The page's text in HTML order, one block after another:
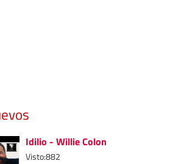
Idilio - Willie Colon
Visto:882